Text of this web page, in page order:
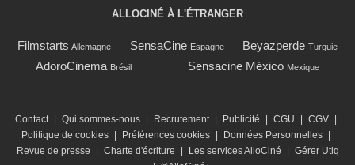
ALLOCINÉ À L'ÉTRANGER
Filmstarts Allemagne SensaCine Espagne Beyazperde Turquie
AdoroCinema Brésil Sensacine México Mexique
Contact Qui sommes-nous Recrutement Publicité CGU CGV
Politique de cookies
Préférences cookies Données Personnelles
Revue de presse
Charte d'écriture Les services AlloCiné
Gérer Utiq